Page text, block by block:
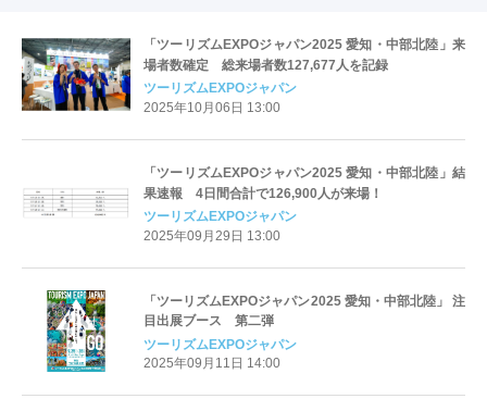
「ツーリズムEXPOジャパン2025 愛知・中部北陸」来
場者数確定 総来場者数127,677人を記録
ツーリズムEXPOジャパン
2025年10月06日 13:00
「ツーリズムEXPOジャパン2025 愛知・中部北陸」結
果速報 4日間合計で126,900人が来場！
ツーリズムEXPOジャパン
2025年09月29日 13:00
「ツーリズムEXPOジャパン2025 愛知・中部北陸」 注
目出展ブース 第二弾
ツーリズムEXPOジャパン
2025年09月11日 14:00